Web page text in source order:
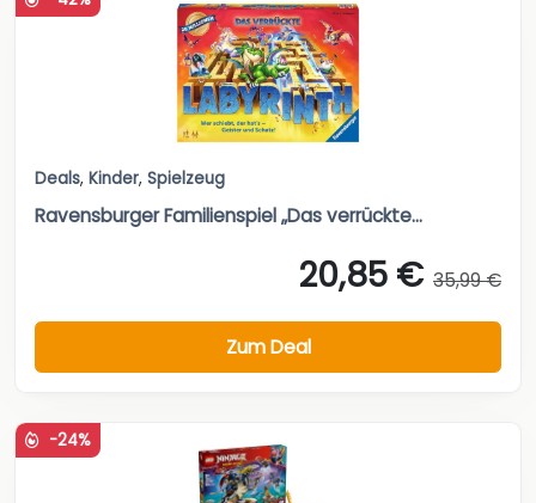
Deals, Kinder, Spielzeug
Ravensburger Familienspiel „Das verrückte...
20,85 € 35,99 €
Zum Deal
-24%